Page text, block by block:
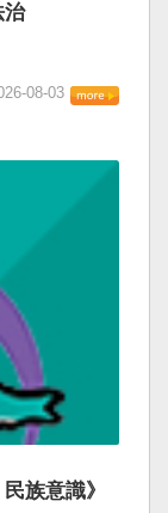
治
08-03
族意識》